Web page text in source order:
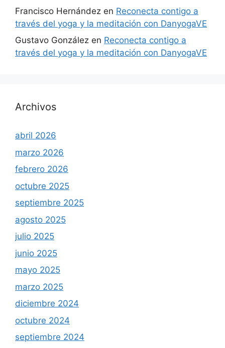
Francisco Hernández en Reconecta contigo a
través del yoga y la meditación con DanyogaVE
Gustavo González en Reconecta contigo a
través del yoga y la meditación con DanyogaVE
Archivos
abril 2026
marzo 2026
febrero 2026
octubre 2025
septiembre 2025
agosto 2025
julio 2025
junio 2025
mayo 2025
marzo 2025
diciembre 2024
octubre 2024
septiembre 2024